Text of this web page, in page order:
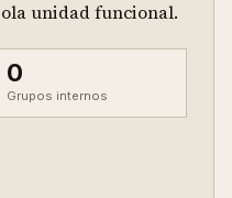
unidad funcional.
0
Grupos internos